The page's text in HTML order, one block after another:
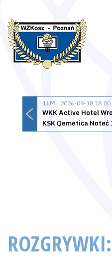
1LM | 2026-09-18 18:00
WKK Active Hotel
ROZGRYWKI: